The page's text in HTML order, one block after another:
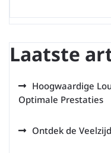
Laatste
Hoogwaardige
Optimale Prestaties
Ontdek de